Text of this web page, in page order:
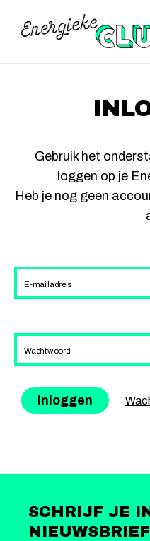
Gebruik het
loggen op je
Heb je nog geen
E-mailadres
Wachtwoord
SCHRIJF JE
NIEUWSBRIEF